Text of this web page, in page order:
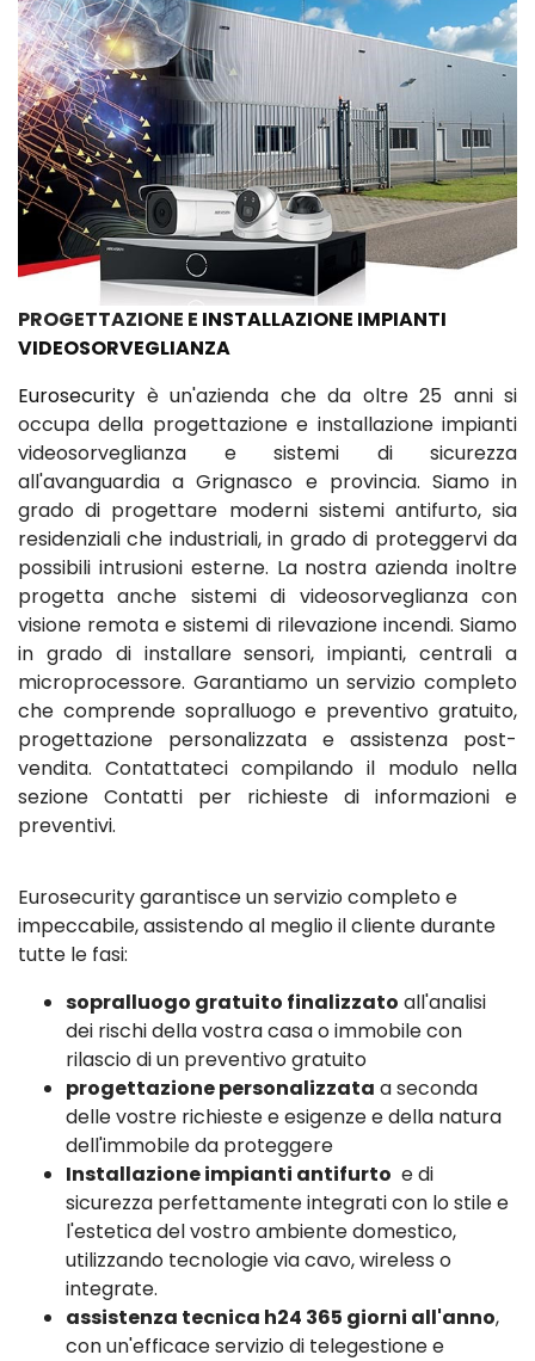
PROGETTAZIONE E INSTALLAZIONE IMPIANTI
VIDEOSORVEGLIANZA
Eurosecurity è un'azienda che da oltre 25 anni si
occupa della progettazione e installazione impianti
videosorveglianza e sistemi di sicurezza
all'avanguardia a Grignasco e provincia. Siamo in
grado di progettare moderni sistemi antifurto, sia
residenziali che industriali, in grado di proteggervi da
possibili intrusioni esterne. La nostra azienda inoltre
progetta anche sistemi di videosorveglianza con
visione remota e sistemi di rilevazione incendi. Siamo
in grado di installare sensori, impianti, centrali a
microprocessore. Garantiamo un servizio completo
che comprende sopralluogo e preventivo gratuito,
progettazione personalizzata e assistenza post-
vendita. Contattateci compilando il modulo nella
sezione Contatti per richieste di informazioni e
preventivi.
Eurosecurity garantisce un servizio completo e
impeccabile, assistendo al meglio il cliente durante
tutte le fasi:
sopralluogo gratuito finalizzato all'analisi
dei rischi della vostra casa o immobile con
rilascio di un preventivo gratuito
progettazione personalizzata a seconda
delle vostre richieste e esigenze e della natura
dell'immobile da proteggere
Installazione impianti antifurto e di
sicurezza perfettamente integrati con lo stile e
l'estetica del vostro ambiente domestico,
utilizzando tecnologie via cavo, wireless o
integrate.
assistenza tecnica h24 365 giorni all'anno,
con un'efficace servizio di telegestione e